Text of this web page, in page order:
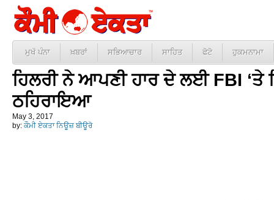
ਮੁਖੱ ਪੰਨਾ ਖ਼ਬਰਾਂ ਸਭਿਆਚਾਰ ਸਾਹਿਤ ਫੋਟੋ ਹੁਕਮਨਾਮਾ
ਹਿਲਰੀ ਨੇ ਆਪਣੀ ਹਾਰ ਦੇ ਲਈ FBI ‘ਤੇ
ਠਹਿਰਾਇਆ
May 3, 2017
by: ਕੌਮੀ ਏਕਤਾ ਨਿਊਜ਼ ਬੀਊਰੋ